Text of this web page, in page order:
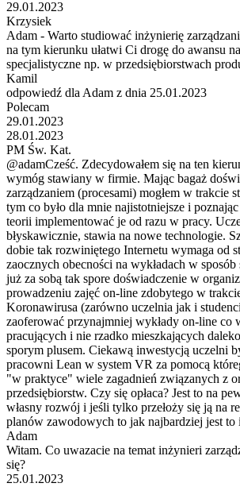
29.01.2023
Krzysiek
Adam - Warto studiować inżynierię
na tym kierunku ułatwi Ci drogę do awansu
specjalistyczne np. w przedsiębiorstwach
Kamil
odpowiedź dla Adam z dnia 25.01.2023
Polecam
29.01.2023
28.01.2023
PM Św. Kat.
@adamCześć. Zdecydowałem się na ten
wymóg stawiany w firmie. Mając bagaż
zarządzaniem (procesami) mogłem w trakcie
tym co było dla mnie najistotniejsze i
teorii implementować je od razu w pracy.
błyskawicznie, stawia na nowe technologie.
dobie tak rozwiniętego Internetu wymaga od
zaocznych obecności na wykładach w
już za sobą tak spore doświadczenie w
prowadzeniu zajęć on-line zdobytego w
Koronawirusa (zarówno uczelnia jak i
zaoferować przynajmniej wykłady on-line co
pracujących i nie rzadko mieszkających
sporym plusem. Ciekawą inwestycją uczelni
pracowni Lean w system VR za pomocą
"w praktyce" wiele zagadnień związanych z
przedsiębiorstw. Czy się opłaca? Jest to na
własny rozwój i jeśli tylko przełoży się ją na
planów zawodowych to jak najbardziej jest to
Adam
Witam. Co uwazacie na temat inżynieri
się?
25.01.2023